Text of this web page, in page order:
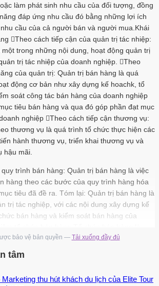
làm phát sinh nhu cầu của đối tượng, đồng
đáp ứng nhu cầu đó bằng những lợi ích
cầu của cả người bán và người mua.Khái
Theo cách tiếp cận của quản trị tác nhiệp:
trong những nội dung, hoạt động quản trị
trị tác nhiệp của doanh nghiệp. Theo
của quản trị: Quản trị bán hàng là quá
động cơ bản như xây dựng kế hoachk, tổ
soát công tác bán hàng của doanh nghiệp
tiêu bán hàng và qua đó góp phần đạt mục
nghiệp Theo cách tiếp cận thương vụ:
thương vụ là quá trình tổ chức thực hiện các
hành thương vụ, triển khai thương vụ và
hậu mãi.
trình bán hàng: Quản trị bán hàng là việc
hàng theo các bước của quy trình hàng hóa
tiêu đã đề ra. Tóm lại: Quản trị bán hàng là
trị tác nghiệp, với các nội dung xây dựng kế
bán hàng và kiểm soát bán hàng của
lưới bán hàng và tổ chức lực lượng 4
download : add luanvanchat@agmail.com
trị nhằm đạt được các mục tiêu, kế hoạch
nghiệp 1. Khái niệm mạng lưới bán hàng và tổ
hàng 1. Khái niệm mạng lưới bán hàng Ở góc
bảo vệ bản quyền — Tải xuống đầy đủ
tâm
Marketing thu hút khách du lịch của Elite Tour